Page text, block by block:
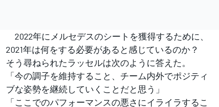
2022年にメルセデスのシートを獲得するために、
2021年は何をする必要があると感じているのか？
そう尋ねられたラッセルは次のように答えた。
「今の調子を維持すること、チーム内外でポジティ
ブな姿勢を継続していくことだと思う」
「ここでのパフォーマンスの悪さにイライラするこ